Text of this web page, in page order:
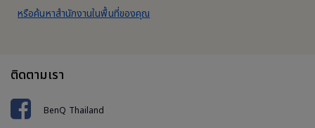
หรือค้นหาสำนักงานในพื้นที่ของคุณ
ติดตามเรา
BenQ Thailand